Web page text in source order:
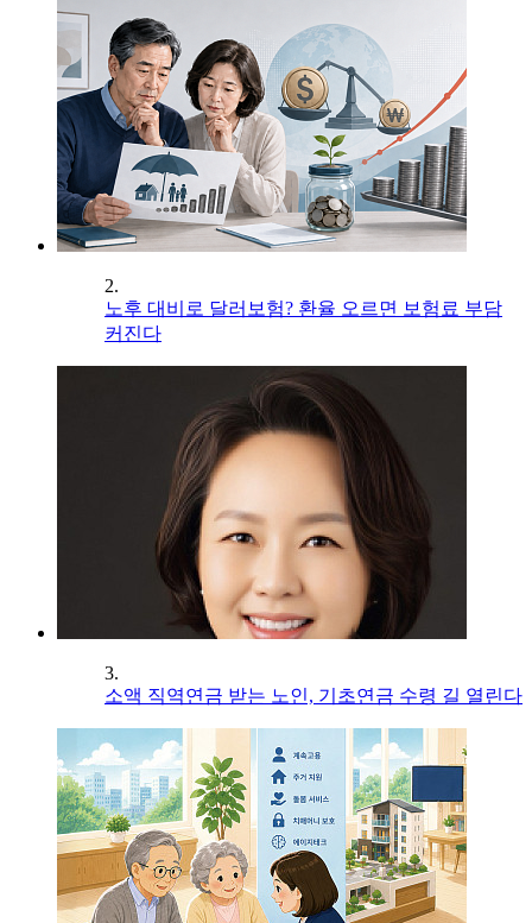
2.
노후 대비로 달러보험? 환율 오르면 보험료 부담
커진다
3.
소액 직역연금 받는 노인, 기초연금 수령 길 열린다